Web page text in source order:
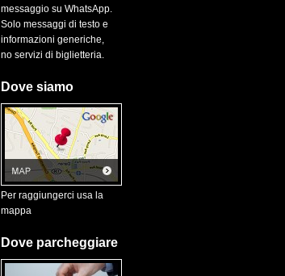
messaggio su WhatsApp.
Solo messaggi di testo e
informazioni generiche,
no servizi di biglietteria.
Dove siamo
Per raggiungerci usa la
mappa
Dove parcheggiare